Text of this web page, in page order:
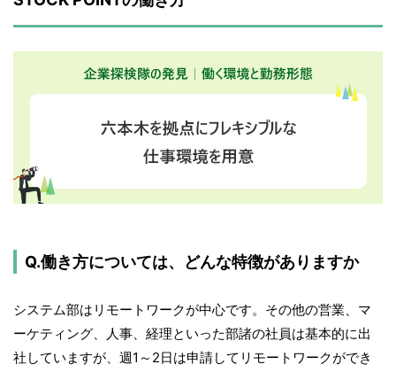
Q.働き方については、どんな特徴がありますか
システム部はリモートワークが中心です。その他の営業、マ
ーケティング、人事、経理といった部諸の社員は基本的に出
社していますが、週1～2日は申請してリモートワークができ